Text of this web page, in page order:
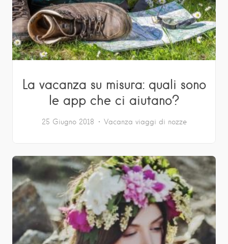
La vacanza su misura: quali sono
le app che ci aiutano?
25 Giugno 2018 Vacanza viaggi di nozze